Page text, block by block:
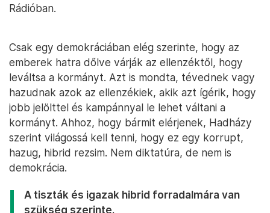
Rádióban.
Csak egy demokráciában elég szerinte, hogy az
emberek hatra dőlve várják az ellenzéktől, hogy
leváltsa a kormányt. Azt is mondta, tévednek vagy
hazudnak azok az ellenzékiek, akik azt ígérik, hogy
jobb jelölttel és kampánnyal le lehet váltani a
kormányt. Ahhoz, hogy bármit elérjenek, Hadházy
szerint világossá kell tenni, hogy ez egy korrupt,
hazug, hibrid rezsim. Nem diktatúra, de nem is
demokrácia.
A tiszták és igazak hibrid forradalmára van
szükség szerinte.